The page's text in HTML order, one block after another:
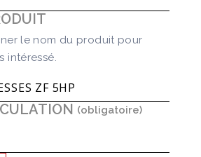
le nom du produit pour
intéressé.